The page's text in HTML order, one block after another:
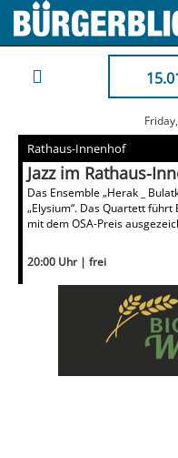
Rathaus-Innenhof
Jazz im Rathaus-
Das Ensemble „Herak _
„Elysium“. Das Quartett
mit dem OSA-Preis
20:00 Uhr | frei